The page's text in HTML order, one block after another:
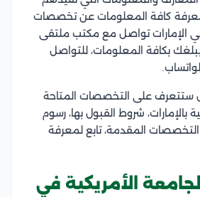
كافة المعلومات عن تخصصات
في الإمارات تواصل مع مكتب ملتقى
بكافة المعلومات، للتواصل
ستتعرف على التخصصات المتاحة
بالإمارات، شروط القبول بها، رسوم
المقدمة، تابع لمعرفة
الأمريكية في